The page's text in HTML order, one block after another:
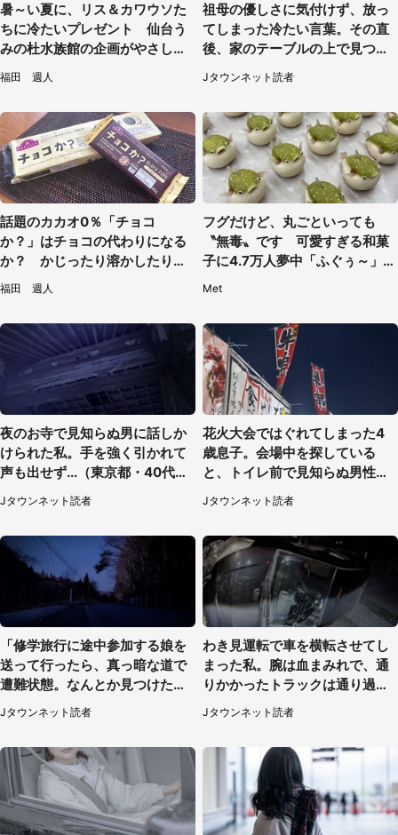
暑～い夏に、リス＆カワウソた
ちに冷たいプレゼント 仙台う
みの杜水族館の企画がやさしい
【7／31～8／23】
福田 週人
祖母の優しさに気付けず、放っ
てしまった冷たい言葉。その直
後、家のテーブルの上で見つけ
たものは（福岡県・30代女性）
Jタウンネット読者
話題のカカオ0％「チョコ
か？」はチョコの代わりになる
か？ かじったり溶かしたりし
て食べてみた
福田 週人
フグだけど、丸ごといっても
〝無毒〟です 可愛すぎる和菓
子に4.7万人夢中「ふぐぅ～」
「職人の技ですね」
Met
夜のお寺で見知らぬ男に話しか
けられた私。手を強く引かれて
声も出せず...（東京都・40代女
Jタウンネット読者
花火大会ではぐれてしまった4
歳息子。会場中を探している
と、トイレ前で見知らぬ男性に
（東京都・女性）
Jタウンネット読者
「修学旅行に途中参加する娘を
送って行ったら、真っ暗な道で
遭難状態。なんとか見つけた民
家に助けを求めると、住人の男
性が...」
Jタウンネット読者
わき見運転で車を横転させてし
まった私。腕は血まみれで、通
りかかったトラックは通り過ぎ
ていき...（福岡県・30代女性）
Jタウンネット読者